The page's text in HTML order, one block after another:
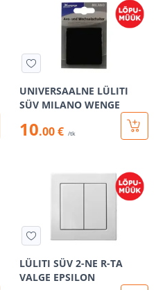
UNIVERSAALNE LÜLITI
SÜV MILANO WENGE
10.00 € /tk
LÜLITI SÜV 2-NE R-TA
VALGE EPSILON